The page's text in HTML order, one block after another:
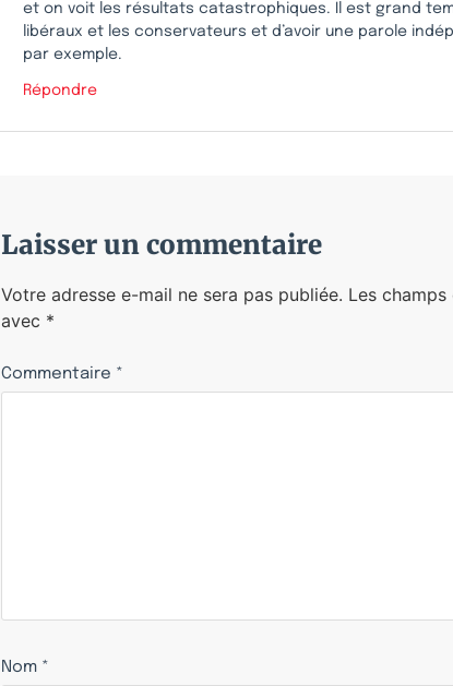
et on voit les résultats catastrophiques. Il est grand
libéraux et les conservateurs et d’avoir une parole
par exemple.
Répondre
Laisser un commentaire
Votre adresse e-mail ne sera pas publiée. Les
avec *
Commentaire *
Nom *